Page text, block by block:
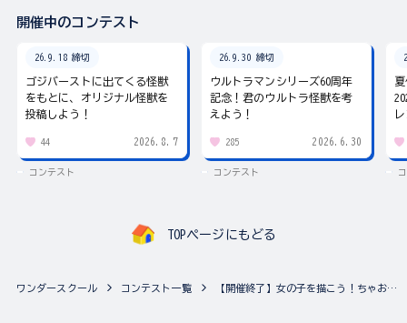
開催中のコンテスト
26.9.18 締切
ゴジバーストに出てくる怪獣
をもとに、オリジナル怪獣を
投稿しよう！
44 2026.8.7
コンテスト
26.9.30 締切
ウルトラマンシリーズ60周年
記念！君のウルトラ怪獣を考
えよう！
285 2026.6.30
コンテスト
TOPページにもどる
ワンダースクール コンテスト一覧 【開催終了】女の子を描こう！ちゃおイラストコンテスト♪（複数の作品応募可能！）